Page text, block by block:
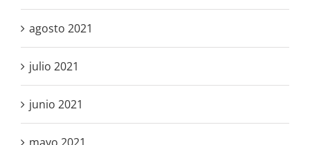
agosto 2021
julio 2021
junio 2021